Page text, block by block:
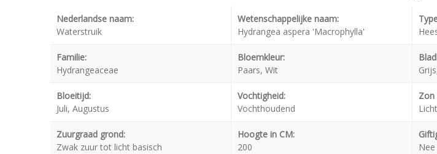
Nederlandse naam:
Waterstruik
Wetenschappelijke naam:
Hydrangea aspera 'Macrophylla'
Familie:
Hydrangeaceae
Bloemkleur:
Paars, Wit
Bloeitijd:
Juli, Augustus
Vochtigheid:
Vochthoudend
Zon
Zuurgraad grond:
Zwak zuur tot licht basisch
Hoogte in CM:
200
Nee